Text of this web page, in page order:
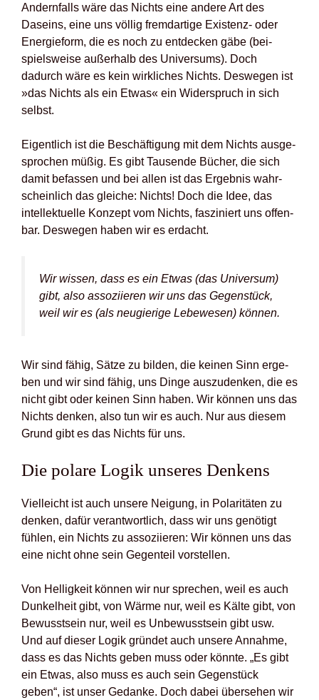
Andern­falls wäre das Nichts eine ande­re Art des
Daseins, eine uns völ­lig fremd­ar­ti­ge Exis­tenz- oder
Ener­gie­form, die es noch zu ent­de­cken gäbe (bei­
spiels­wei­se außer­halb des Uni­ver­sums). Doch
dadurch wäre es kein wirk­li­ches Nichts. Des­we­gen ist
»das Nichts als ein Etwas« ein Wider­spruch in sich
selbst.
Eigent­lich ist die Beschäf­ti­gung mit dem Nichts aus­ge­
spro­chen müßig. Es gibt Tau­sen­de Bücher, die sich
damit befas­sen und bei allen ist das Ergeb­nis wahr­
schein­lich das glei­che: Nichts! Doch die Idee, das
intel­lek­tu­el­le Kon­zept vom Nichts, fas­zi­niert uns offen­
bar. Des­we­gen haben wir es erdacht.
Wir wis­sen, dass es ein Etwas (das Uni­ver­sum)
gibt, also asso­zi­ie­ren wir uns das Gegen­stück,
weil wir es (als neu­gie­ri­ge Lebe­we­sen) kön­nen.
Wir sind fähig, Sät­ze zu bil­den, die kei­nen Sinn erge­
ben und wir sind fähig, uns Din­ge aus­zu­den­ken, die es
nicht gibt oder kei­nen Sinn haben. Wir kön­nen uns das
Nichts den­ken, also tun wir es auch. Nur aus die­sem
Grund gibt es das Nichts für uns.
Die pola­re Logik unse­res Den­kens
Viel­leicht ist auch unse­re Nei­gung, in Pola­ri­tä­ten zu
den­ken, dafür ver­ant­wort­lich, dass wir uns genö­tigt
füh­len, ein Nichts zu asso­zi­ie­ren: Wir kön­nen uns das
eine nicht ohne sein Gegen­teil vor­stel­len.
Von Hel­lig­keit kön­nen wir nur spre­chen, weil es auch
Dun­kel­heit gibt, von Wär­me nur, weil es Käl­te gibt, von
Bewusst­sein nur, weil es Unbe­wusst­sein gibt usw.
Und auf die­ser Logik grün­det auch unse­re Annah­me,
dass es das Nichts geben muss oder könn­te. „Es gibt
ein Etwas, also muss es auch sein Gegen­stück
geben“, ist unser Gedan­ke. Doch dabei über­se­hen wir